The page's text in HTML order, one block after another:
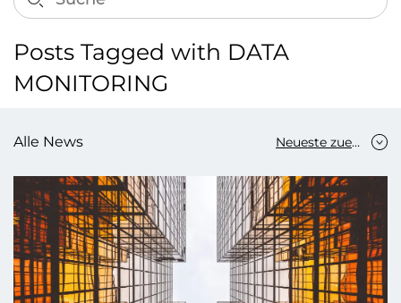
Posts Tagged with DATA
MONITORING
Alle News Neueste zuerst